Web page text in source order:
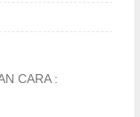
CARA :